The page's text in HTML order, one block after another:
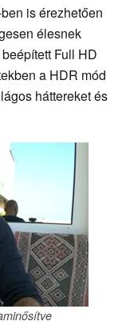
is érezhetően
élesnek
Full HD
a HDR mód
háttereket és